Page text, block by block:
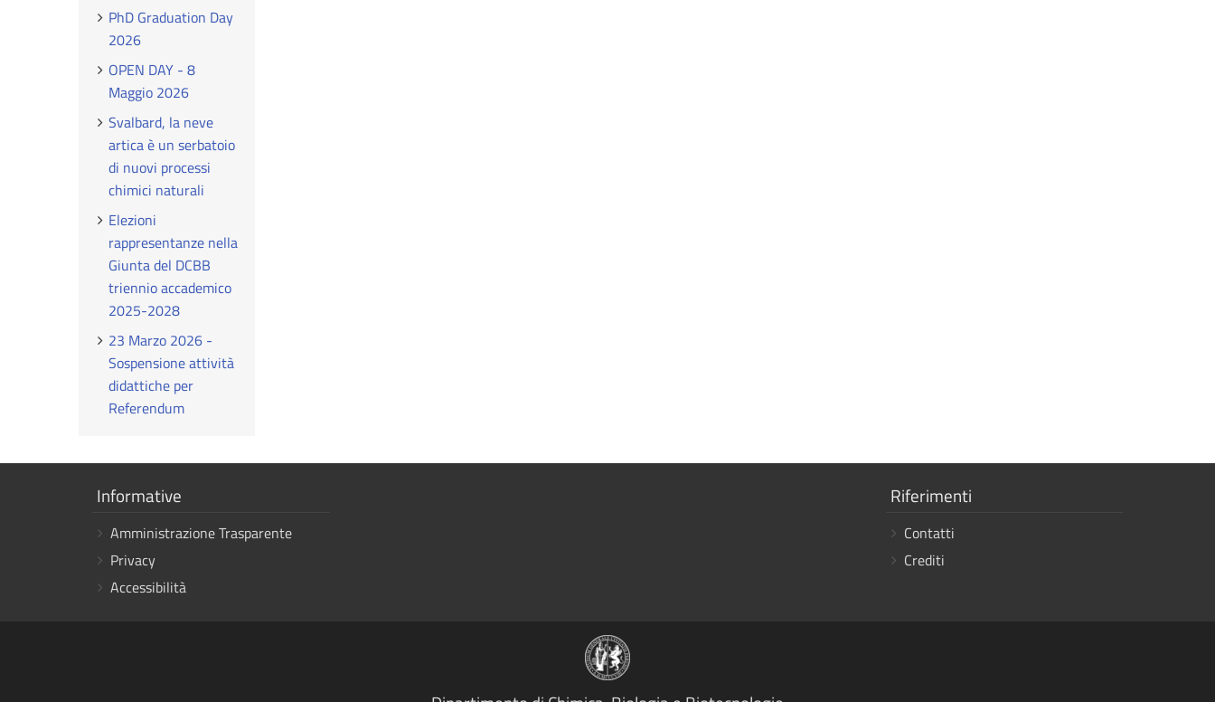
PhD Graduation Day
2026
OPEN DAY - 8
Maggio 2026
Svalbard, la neve
artica è un serbatoio
di nuovi processi
chimici naturali
Elezioni
rappresentanze nella
Giunta del DCBB
triennio accademico
2025-2028
23 Marzo 2026 -
Sospensione attività
didattiche per
Referendum
Mostra
link
Informative
Amministrazione Trasparente
Privacy
Accessibilità
Mostra
link
Riferimenti
Contatti
Crediti